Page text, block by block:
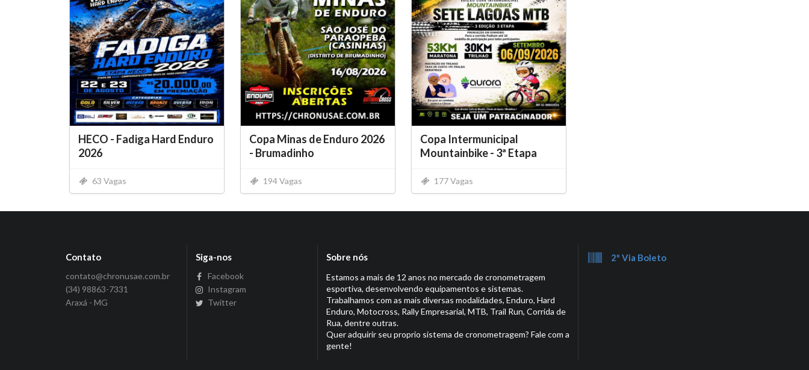
HECO - Fadiga Hard Enduro
2026
63 Vagas
Copa Minas de Enduro 2026
- Brumadinho
194 Vagas
Copa Intermunicipal
Mountainbike - 3ª Etapa
177 Vagas
Contato
contato@chronusae.com.br
(34) 98863-7331
Araxá - MG
Siga-nos
Facebook
Instagram
Twitter
Sobre nós
Estamos a mais de 12 anos no mercado de cronometragem
esportiva, desenvolvendo equipamentos e sistemas.
Trabalhamos com as mais diversas modalidades, Enduro, Hard
Enduro, Motocross, Rally Empresarial, MTB, Trail Run, Corrida de
Rua, dentre outras.
Quer adquirir seu proprio sistema de cronometragem? Fale com a
gente!
2º Via Boleto